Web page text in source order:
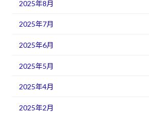
2025年8月
2025年7月
2025年6月
2025年5月
2025年4月
2025年2月